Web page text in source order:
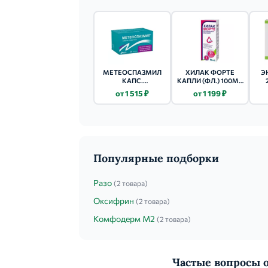
МЕТЕОСПАЗМИЛ
КАПС.
ШТ.
от 1 515 ₽
ХИЛАК ФОРТЕ
КАПЛИ (ФЛ.) 100МЛ
от 1 199 ₽
Популярные подборки
Разо (2 товара)
Оксифрин (2 товара)
Комфодерм М2 (2 товара)
Частые